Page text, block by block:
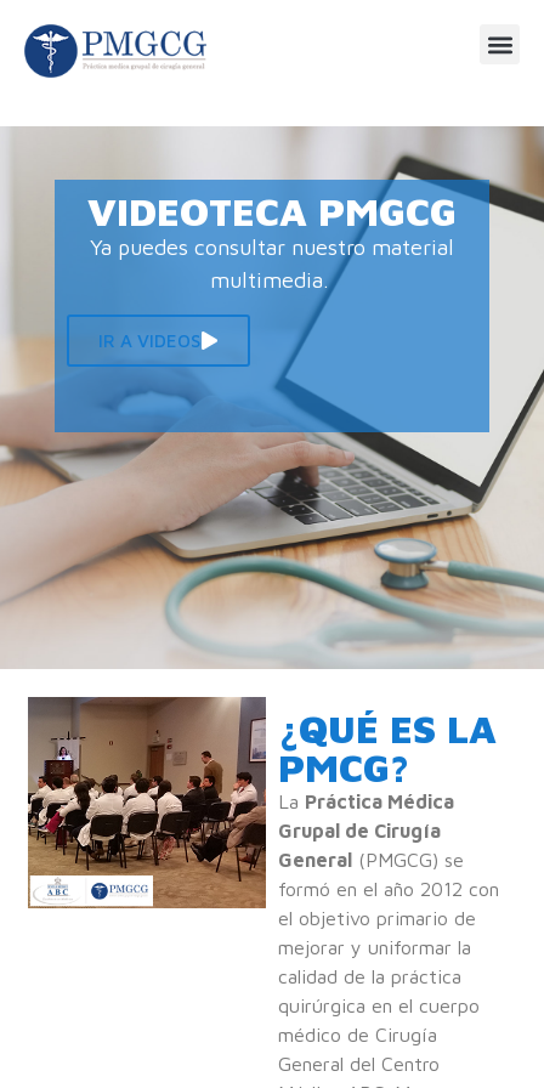
VIDEOTECA PMGCG
Ya puedes consultar nuestro material
multimedia.
IR A VIDEOS
¿QUÉ ES LA
PMCG?
La Práctica Médica
Grupal de Cirugía
General(PMGCG) se
formó en el año 2012 con
el objetivo primario de
mejorar y uniformar la
calidad de la práctica
quirúrgica en el cuerpo
médico de Cirugía
General del Centro